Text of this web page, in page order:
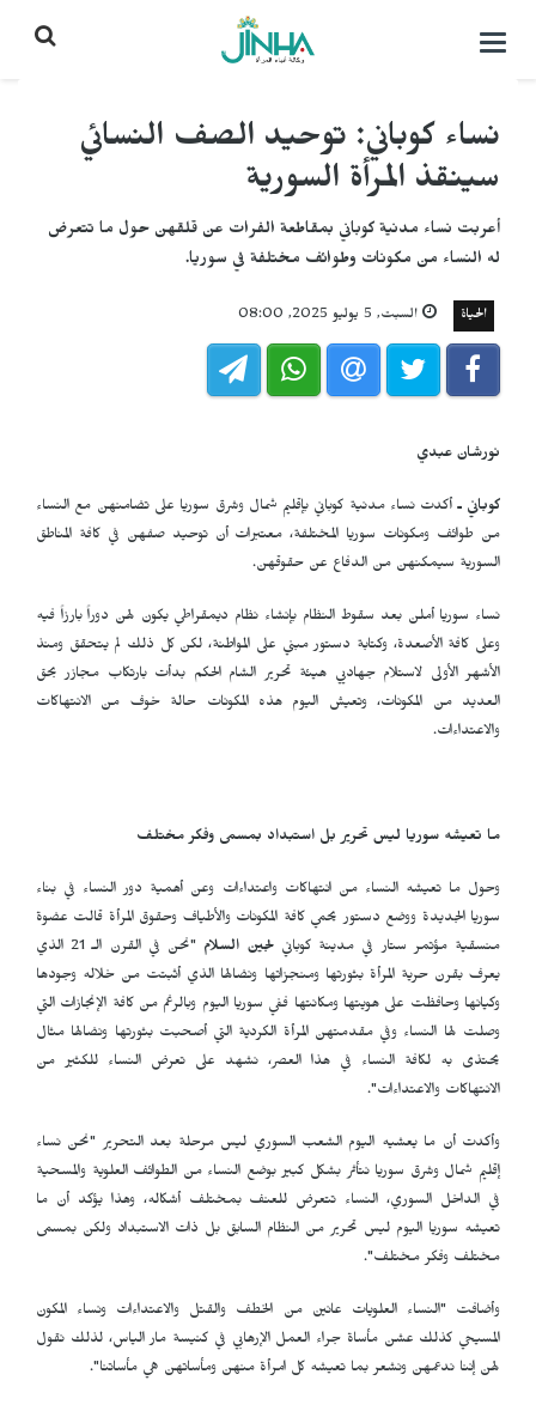
التحكم
نساء كوباني: توحيد الصف النسائي
سينقذ المرأة السورية
أعربت نساء مدنية كوباني بمقاطعة الفرات عن قلقهن حول ما تتعرض
له النساء من مكونات وطوائف مختلفة في سوريا.
الحياة السبت, 5 يوليو 2025, 08:00
نورشان عبدي
كوباني ـ أكدت نساء مدنية كوباني بإقليم شمال وشرق سوريا على تضامنهن مع النساء
من طوائف ومكونات سوريا المختلفة، معتبرات أن توحيد صفهن في كافة المناطق
السورية سيمكنهن من الدفاع عن حقوقهن.
نساء سوريا أملن بعد سقوط النظام بإنشاء نظام ديمقراطي يكون لهن دوراً بارزاً فيه
وعلى كافة الأصعدة، وكتابة دستور مبني على المواطنة، لكن كل ذلك لم يتحقق ومنذ
الأشهر الأولى لاستلام جهاديي هيئة تحرير الشام الحكم بدأت بارتكاب مجازر بحق
العديد من المكونات، وتعيش اليوم هذه المكونات حالة خوف من الانتهاكات
والاعتداءات.
ما تعيشه سوريا ليس تحرير بل استبداد بمسمى وفكر مختلف
وحول ما تعيشه النساء من انتهاكات واعتداءات وعن أهمية دور النساء في بناء
سوريا الجديدة ووضع دستور يحمي كافة المكونات والأطياف وحقوق المرأة قالت عضوة
منسقية مؤتمر ستار في مدينة كوبانيلجين السلام
"نحن في القرن الـ 21 الذي
يعرف بقرن حرية المرأة بثورتها ومنجزاتها ونضالها الذي أثبتت من خلاله وجودها
وكيانها وحافظت على هويتها ومكانتها ففي سوريا اليوم وبالرغم من كافة الإنجازات التي
وصلت لها النساء وفي مقدمتهن المرأة الكردية التي أصحبت بثورتها ونضالها مثال
يحتذى به لكافة النساء في هذا العصر، نشهد على تعرض النساء للكثير من
الانتهاكات والاعتداءات".
وأكدت أن ما يعشيه اليوم الشعب السوري ليس مرحلة بعد التحرير "نحن نساء
إقليم شمال وشرق سوريا نتأثر بشكل كبير بوضع النساء من الطوائف العلوية والمسحية
في الداخل السوري، النساء تتعرض للعنف بمختلف أشكاله، وهذا يؤكد أن ما
تعيشه سوريا اليوم ليس تحرير من النظام السابق بل ذات الاستبداد ولكن بمسمى
مختلف وفكر مختلف".
وأضافت "النساء العلويات عانين من الخطف والقتل والاعتداءات ونساء المكون
المسيحي كذلك عشن مأساة جراء العمل الإرهابي في كنيسة مار الياس، لذلك نقول
لهن إننا ندعمهن ونشعر بما تعيشه كل امرأة منهن ومأساتهن هي مأساتنا".